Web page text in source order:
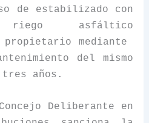
de estabilizado con
asfáltico
propietario mediante
del mismo
años.
Deliberante en